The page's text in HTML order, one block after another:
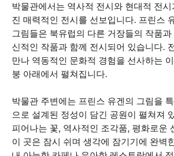
박물관에서는 역사적 전시와 현대적 전
진 매력적인 전시를 선보입니다. 프린스
그림들은 북유럽의 다른 거장들의 작품
신적인 작품과 함께 전시되어 있습니다.
만나 역동적인 문화적 경험을 선사하는
붕 아래에서 펼쳐집니다.
박물관 주변에는 프린스 유겐의 그림을
으로 설계된 정성이 담긴 공원이 펼쳐져
피어나는 꽃, 역사적인 조각품, 평화로운
이 곳은 잠시 쉬며 생각에 잠기기에 완벽